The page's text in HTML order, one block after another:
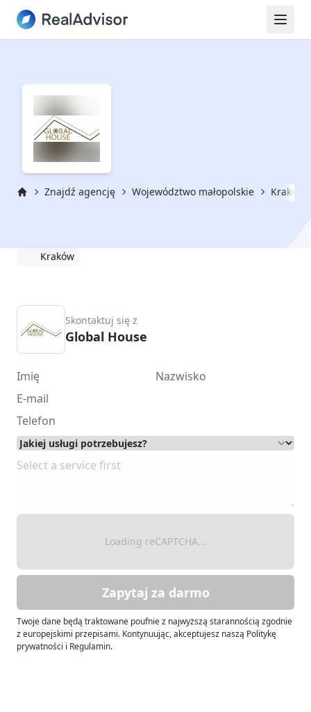
Znajdź agencję Województwo małopolskie Kraków
Kraków
Skontaktuj się z
Global House
Loading reCAPTCHA...
Zapytaj za darmo
Twoje dane będą traktowane poufnie z najwyższą starannością zgodnie
z europejskimi przepisami. Kontynuując, akceptujesz naszą Politykę
prywatności i Regulamin.